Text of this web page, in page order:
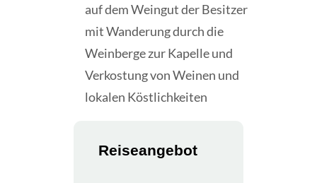
auf dem Weingut der Besitzer
mit Wanderung durch die
Weinberge zur Kapelle und
Verkostung von Weinen und
lokalen Köstlichkeiten
Reiseangebot